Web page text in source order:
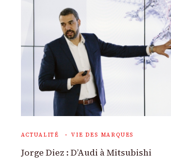
ACTUALITÉ VIE DES MARQUES
Jorge Diez : D’Audi à Mitsubishi